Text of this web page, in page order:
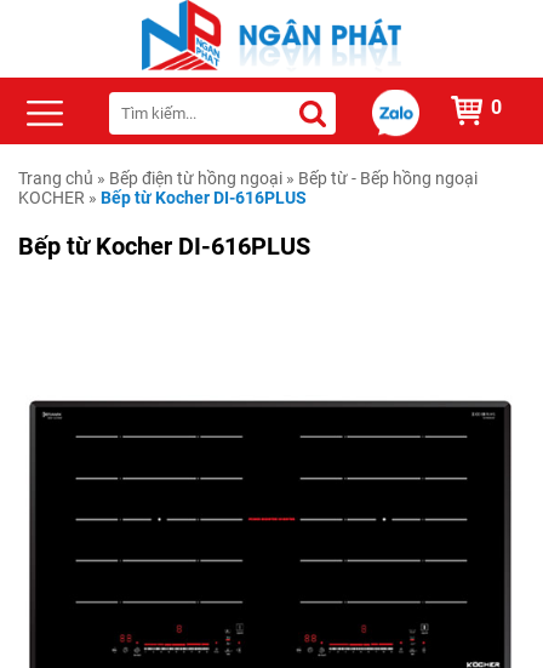
0
Trang chủ » Bếp điện từ hồng ngoại » Bếp từ - Bếp hồng ngoại
KOCHER » Bếp từ Kocher DI-616PLUS
Bếp từ Kocher DI-616PLUS